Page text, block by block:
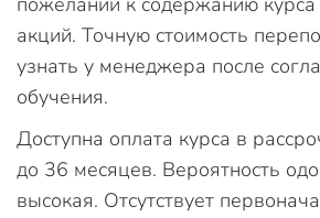
акций. Точную стоимость
узнать у менеджера после
обучения.
Доступна оплата курса в
до 36 месяцев. Вероятность
высокая. Отсутствует